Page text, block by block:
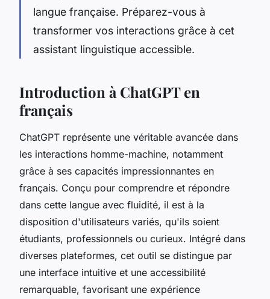
langue française. Préparez-vous à
transformer vos interactions grâce à cet
assistant linguistique accessible.
Introduction à ChatGPT en
français
ChatGPT représente une véritable avancée dans
les interactions homme-machine, notamment
grâce à ses capacités impressionnantes en
français. Conçu pour comprendre et répondre
dans cette langue avec fluidité, il est à la
disposition d'utilisateurs variés, qu'ils soient
étudiants, professionnels ou curieux. Intégré dans
diverses plateformes, cet outil se distingue par
une interface intuitive et une accessibilité
remarquable, favorisant une expérience